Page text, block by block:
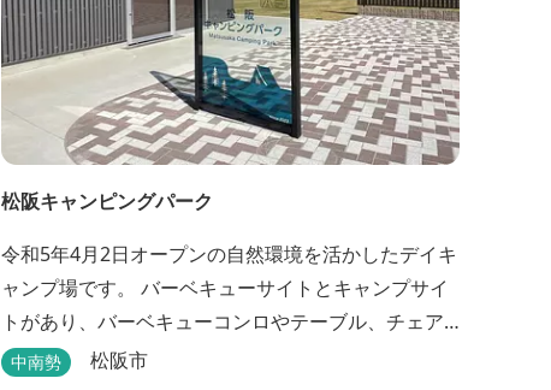
松阪キャンピングパーク
令和5年4月2日オープンの自然環境を活かしたデイキ
ャンプ場です。 バーベキューサイトとキャンプサイ
トがあり、バーベキューコンロやテーブル、チェア
などのレンタルもあります。 また、バーベキューサ
中南勢 松阪市